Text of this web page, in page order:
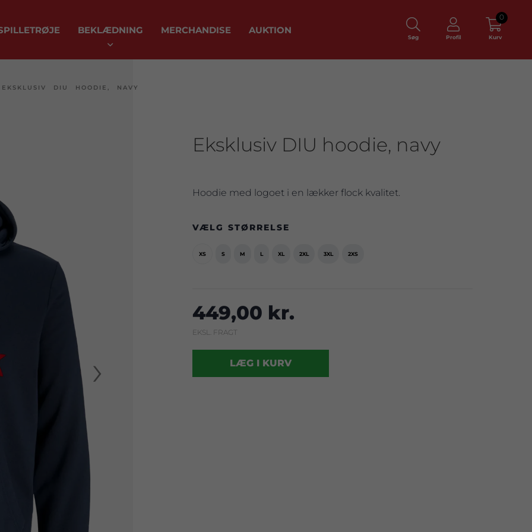
BEKLÆDNING MERCHANDISE AUKTION
Søg Profil Kurv
0
EKSKLUSIV DIU HOODIE, NAVY
›
Eksklusiv DIU hoodie, navy
Hoodie med logoet i en lækker flock kvalitet.
VÆLG STØRRELSE
XS S M L XL 2XL 3XL 2XS
449,00 kr.
EKSL. FRAGT
LÆG I KURV